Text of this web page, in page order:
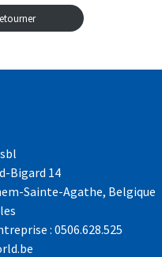
Bigard 14
Sainte-Agathe, Belgique
: 0506.628.525